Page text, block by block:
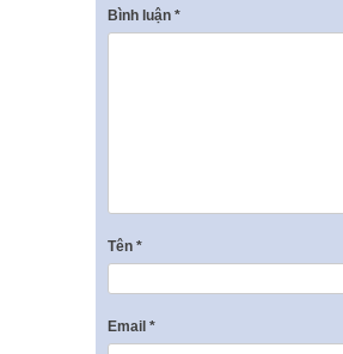
Bình luận *
Tên *
Email *